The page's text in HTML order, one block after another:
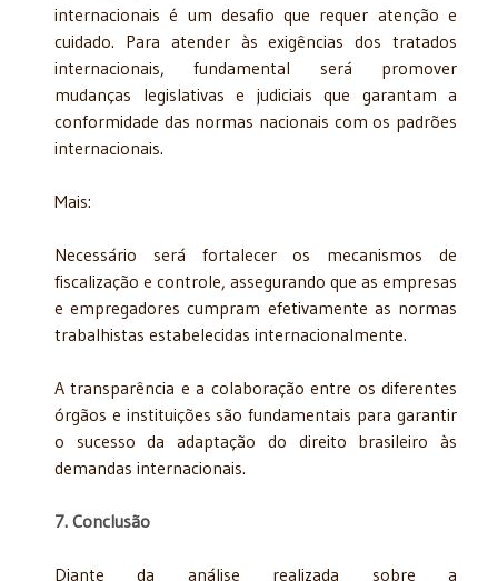
internacionais é um desafio que requer atenção e
cuidado. Para atender às exigências dos tratados
internacionais, fundamental será promover
mudanças legislativas e judiciais que garantam a
conformidade das normas nacionais com os padrões
internacionais.
Mais:
Necessário será fortalecer os mecanismos de
fiscalização e controle, assegurando que as empresas
e empregadores cumpram efetivamente as normas
trabalhistas estabelecidas internacionalmente.
A transparência e a colaboração entre os diferentes
órgãos e instituições são fundamentais para garantir
o sucesso da adaptação do direito brasileiro às
demandas internacionais.
7. Conclusão
Diante da análise realizada sobre a